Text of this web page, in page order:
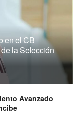
en el CB
la Selección
Avanzado